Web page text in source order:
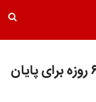
ترامپ تحت فشار ضرب‌الاجل ۶۰ روزه برای پایان